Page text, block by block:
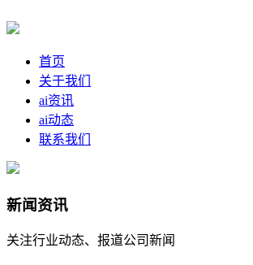
首页
关于我们
ai资讯
ai动态
联系我们
新闻资讯
关注行业动态、报道公司新闻